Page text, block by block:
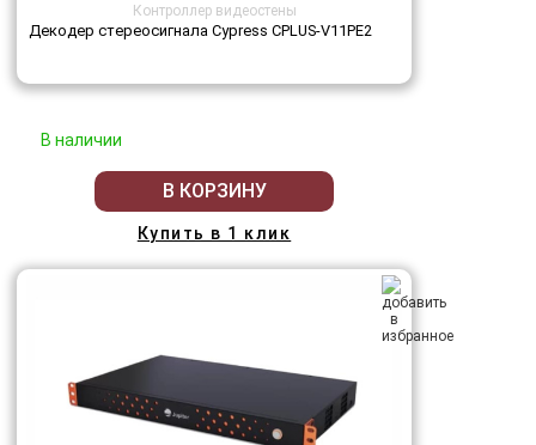
Контроллер видеостены
Декодер стереосигнала Cypress CPLUS-V11PE2
В наличии
В КОРЗИНУ
Купить в 1 клик